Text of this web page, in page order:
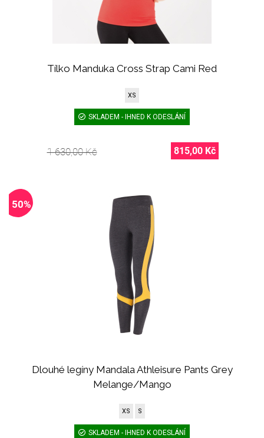
Tílko Manduka Cross Strap Cami Red
XS
SKLADEM - IHNED K ODESLÁNÍ
1 630,00 Kč 815,00 Kč
- 50%
Dlouhé legíny Mandala Athleisure Pants Grey
Melange/Mango
XS S
SKLADEM - IHNED K ODESLÁNÍ